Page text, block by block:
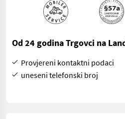
Od 24 godina Trgovci na
Provjereni kontaktni podaci
uneseni telefonski broj